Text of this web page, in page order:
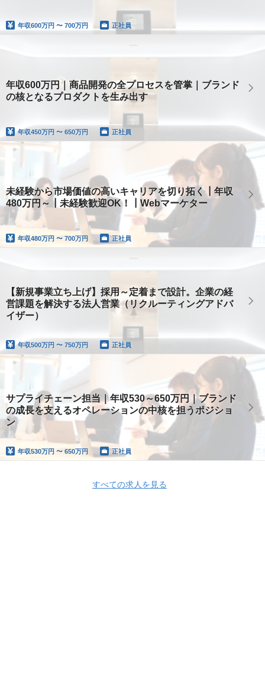
年収600万円 〜 700万円 正社員
年収600万円｜商品開発の全プロセスを管掌｜ブランド
の核となるプロダクトを生み出す
年収450万円 〜 650万円 正社員
未経験から市場価値の高いキャリアを切り拓く┃年収
480万円～┃未経験歓迎OK！┃Webマーケター
年収480万円 〜 700万円 正社員
【新規事業立ち上げ】採用～定着まで設計。企業の経
営課題を解決する法人営業（リクルーティングアドバ
イザー）
年収500万円 〜 750万円 正社員
サプライチェーン担当｜年収530～650万円｜ブランド
の成長を支えるオペレーションの中核を担うポジショ
ン
年収530万円 〜 650万円 正社員
すべての求人を見る